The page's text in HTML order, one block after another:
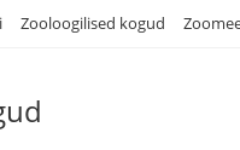
Zooloogilised kogud